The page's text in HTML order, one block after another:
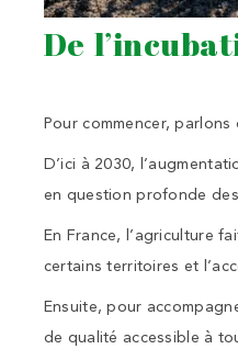
De
Pour commencer, parlons
D’ici à 2030,
en question profonde
En France, l’agriculture
certains territoires et
Ensuite, pour
de qualité accessible à